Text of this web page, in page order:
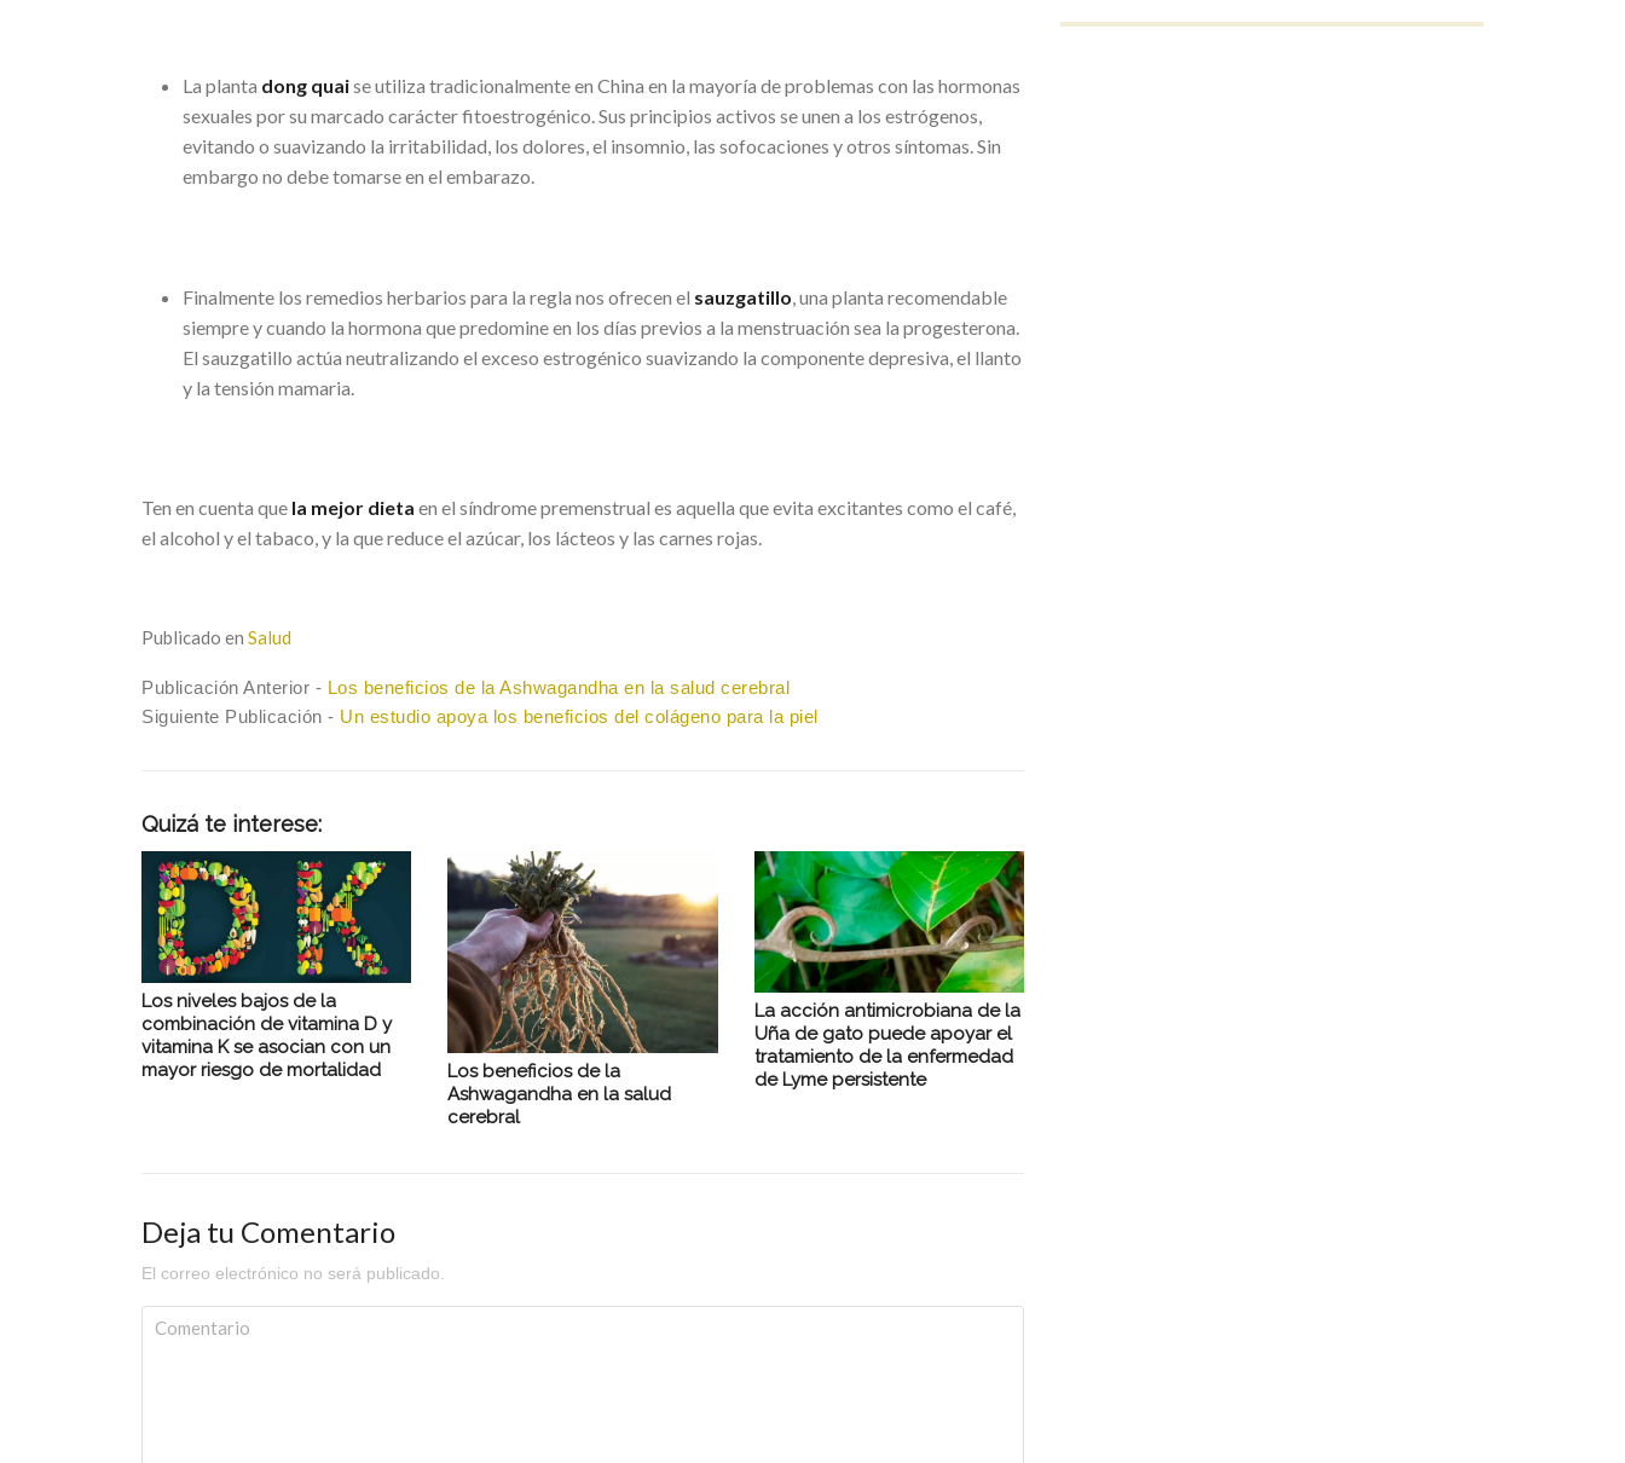
La planta dong quaise utiliza tradicionalmente en China en la mayoría de problemas con las hormonas
sexuales por su marcado carácter fitoestrogénico. Sus principios activos se unen a los estrógenos,
evitando o suavizando la irritabilidad, los dolores, el insomnio, las sofocaciones y otros síntomas. Sin
embargo no debe tomarse en el embarazo.
Finalmente los remedios herbarios para la regla nos ofrecen el sauzgatillo , una planta recomendable
siempre y cuando la hormona que predomine en los días previos a la menstruación sea la progesterona.
El sauzgatillo actúa neutralizando el exceso estrogénico suavizando la componente depresiva, el llanto
y la tensión mamaria.
Ten en cuenta que la mejor dieta en el síndrome premenstrual es aquella que evita excitantes como el café,
el alcohol y el tabaco, y la que reduce el azúcar, los lácteos y las carnes rojas.
Publicado en Salud
Navegación
de
Publicación Anterior - Previous
post:
Los beneficios de la Ashwagandha en la salud cerebral
Siguiente Publicación - Next
Un estudio apoya los beneficios del colágeno para la piel
Quizá te interese:
Los niveles bajos de la
combinación de vitamina D y
vitamina K se asocian con un
mayor riesgo de mortalidad
Los beneficios de la
Ashwagandha en la salud
cerebral
La acción antimicrobiana de la
Uña de gato puede apoyar el
tratamiento de la enfermedad
de Lyme persistente
Deja tu Comentario
El correo electrónico no será publicado.